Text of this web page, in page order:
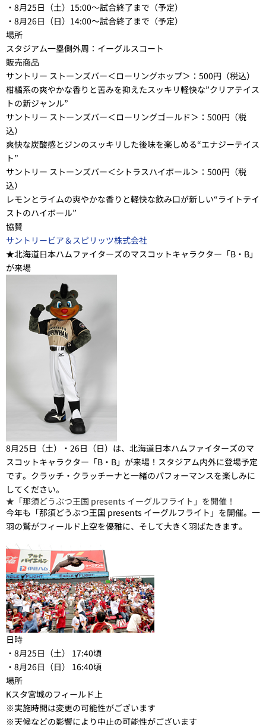
・8月25日（土）15:00～試合終了まで（予定）
・8月26日（日）14:00～試合終了まで（予定）
場所
スタジアム一塁側外周：イーグルスコート
販売商品
サントリー ストーンズバー＜ローリングホップ＞：500円（税込）
柑橘系の爽やかな香りと苦みを抑えたスッキリ軽快な”クリアテイス
トの新ジャンル”
サントリー ストーンズバー＜ローリングゴールド＞：500円（税
込）
爽快な炭酸感とジンのスッキリした後味を楽しめる“エナジーテイス
ト”
サントリー ストーンズバー＜シトラスハイボール＞：500円（税
込）
レモンとライムの爽やかな香りと軽快な飲み口が新しい“ライトテイ
ストのハイボール”
協賛
サントリービア＆スピリッツ株式会社
★北海道日本ハムファイターズのマスコットキャラクター「B・B」
が来場
8月25日（土）・26日（日）は、北海道日本ハムファイターズのマ
スコットキャラクター「B・B」が来場！スタジアム内外に登場予定
です。クラッチ・クラッチーナと一緒のパフォーマンスを楽しみに
してください。
★「那須どうぶつ王国 presents イーグルフライト」を開催！
今年も「那須どうぶつ王国 presents イーグルフライト」を開催。一
羽の鷲がフィールド上空を優雅に、そして大きく羽ばたきます。
日時
・8月25日（土） 17:40頃
・8月26日（日） 16:40頃
場所
Kスタ宮城のフィールド上
※実施時間は変更の可能性がございます
※天候などの影響により中止の可能性がございます